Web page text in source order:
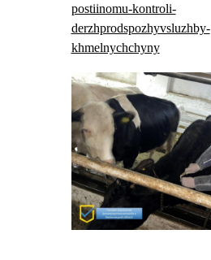
postiinomu-kontroli-
derzhprodspozhyvsluzhby-
khmelnychchyny